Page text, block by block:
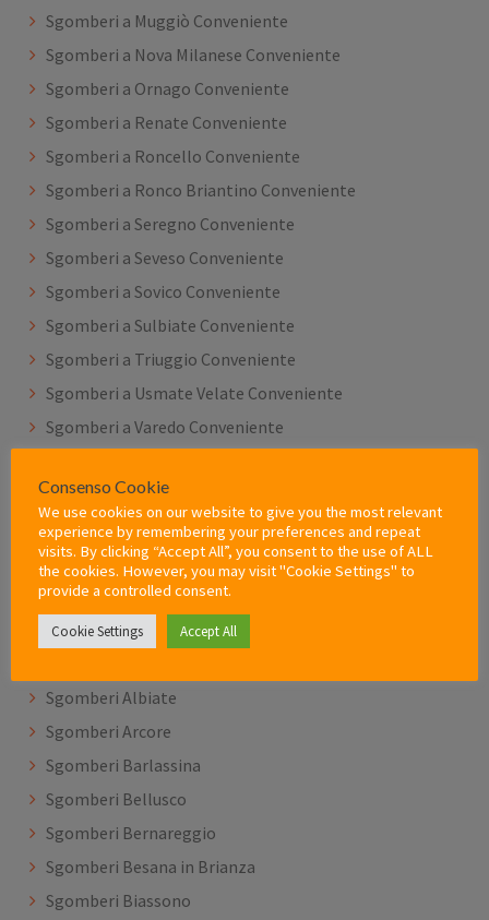
Sgomberi a Muggiò Conveniente
Sgomberi a Nova Milanese Conveniente
Sgomberi a Ornago Conveniente
Sgomberi a Renate Conveniente
Sgomberi a Roncello Conveniente
Sgomberi a Ronco Briantino Conveniente
Sgomberi a Seregno Conveniente
Sgomberi a Seveso Conveniente
Sgomberi a Sovico Conveniente
Sgomberi a Sulbiate Conveniente
Sgomberi a Triuggio Conveniente
Sgomberi a Usmate Velate Conveniente
Sgomberi a Varedo Conveniente
Sgomberi a Veduggio con Colzano Conveniente
Sgomberi a Verano Brianza Conveniente
Sgomberi a Villasanta Conveniente
Sgomberi a Vimercate Conveniente
Sgomberi Agrate Brianza
Sgomberi Albiate
Sgomberi Arcore
Sgomberi Barlassina
Sgomberi Bellusco
Sgomberi Bernareggio
Sgomberi Besana in Brianza
Sgomberi Biassono
Consenso Cookie
We use cookies on our website to give you the most relevant
experience by remembering your preferences and repeat
visits. By clicking “Accept All”, you consent to the use of ALL
the cookies. However, you may visit "Cookie Settings" to
provide a controlled consent.
Cookie Settings Accept All